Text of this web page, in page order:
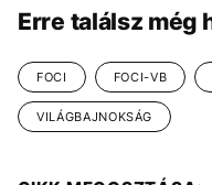
Erre találsz még
FOCI FOCI-VB
VILÁGBAJNOKSÁG